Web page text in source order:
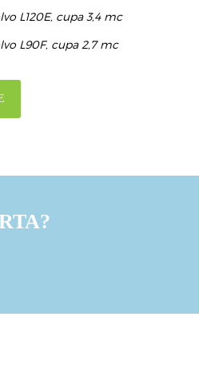
L120E, cupa 3,4 mc
L90F, cupa 2,7 mc